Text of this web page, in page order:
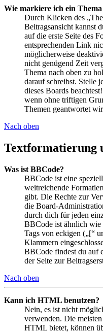
Wie markiere ich ein Thema
Durch Klicken des
Beitragsansicht kannst
auf die erste Seite des
entsprechenden Link
möglicherweise
nicht genügend Zeit
Thema nach oben zu
darauf schreibst. Stelle
dieses Boards
wenn ohne triftigen
Themen geantwortet
Nach oben
Textformatierung
Was ist BBCode?
BBCode ist eine
weitreichende
gibt. Die Rechte zur
die Board-
durch dich für jeden
BBCode ist ähnlich
Tags von eckigen („[“
Klammern
BBCode findest du auf
der Seite zur
Nach oben
Kann ich HTML benutzen?
Nein, es ist nicht
verwenden. Die
HTML bietet, können